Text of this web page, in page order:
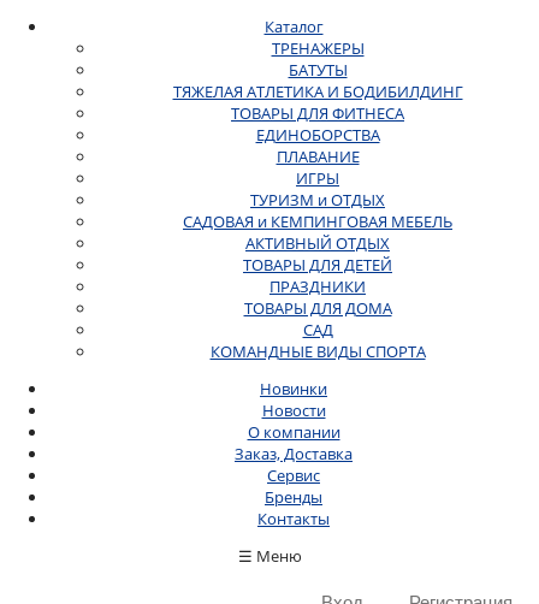
Каталог
ТРЕНАЖЕРЫ
БАТУТЫ
ТЯЖЕЛАЯ АТЛЕТИКА И БОДИБИЛДИНГ
ТОВАРЫ ДЛЯ ФИТНЕСА
ЕДИНОБОРСТВА
ПЛАВАНИЕ
ИГРЫ
ТУРИЗМ и ОТДЫХ
САДОВАЯ и КЕМПИНГОВАЯ МЕБЕЛЬ
АКТИВНЫЙ ОТДЫХ
ТОВАРЫ ДЛЯ ДЕТЕЙ
ПРАЗДНИКИ
ТОВАРЫ ДЛЯ ДОМА
САД
КОМАНДНЫЕ ВИДЫ СПОРТА
Новинки
Новости
О компании
Заказ, Доставка
Сервис
Бренды
Контакты
☰ Меню